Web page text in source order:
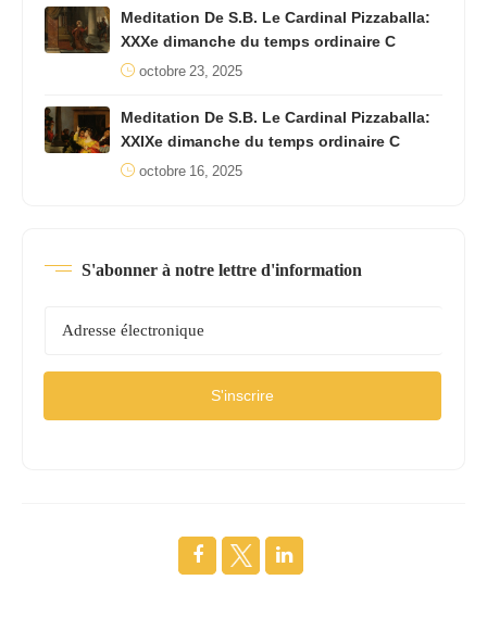
Meditation De S.B. Le Cardinal Pizzaballa:
XXXe dimanche du temps ordinaire C
octobre 23, 2025
Meditation De S.B. Le Cardinal Pizzaballa:
XXIXe dimanche du temps ordinaire C
octobre 16, 2025
S'abonner à notre lettre d'information
S'inscrire